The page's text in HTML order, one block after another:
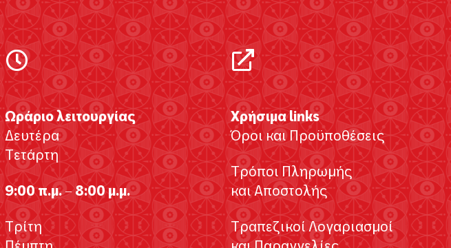
Ωράριο λειτουργίας
Δευτέρα
Τετάρτη
9:00 π.μ. – 8:00 μ.μ.
Τρίτη
Χρήσιμα links
Όροι και Προϋποθέσεις
Τρόποι Πληρωμής
και Αποστολής
Τραπεζικοί Λογαριασμοί